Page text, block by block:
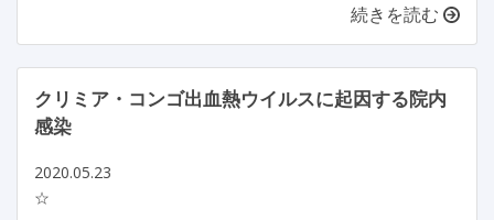
続きを読む
クリミア・コンゴ出血熱ウイルスに起因する院内
感染
2020.05.23
☆